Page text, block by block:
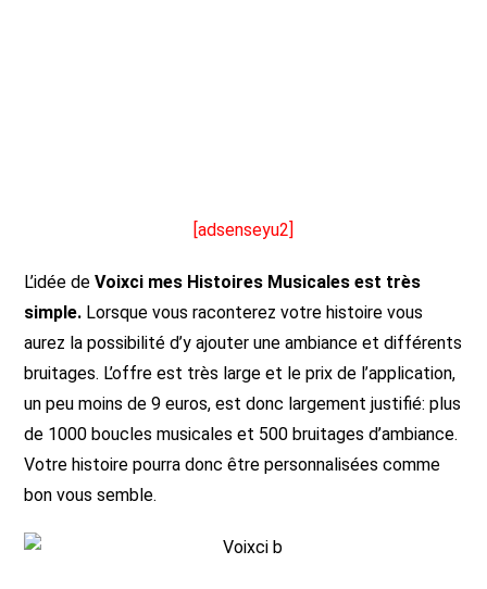
[adsenseyu2]
L’idée deVoixci mes Histoires Musicales est très
simple. Lorsque vous raconterez votre histoire vous
aurez la possibilité d’y ajouter une ambiance et différents
bruitages. L’offre est très large et le prix de l’application,
un peu moins de 9 euros, est donc largement justifié: plus
de 1000 boucles musicales et 500 bruitages d’ambiance.
Votre histoire pourra donc être personnalisées comme
bon vous semble.